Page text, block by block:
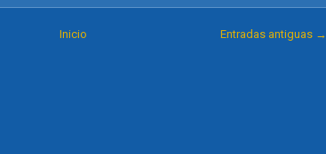
Entradas antiguas →
Inicio